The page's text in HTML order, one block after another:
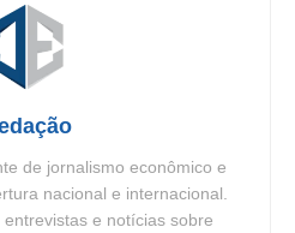
de jornalismo econômico e
nacional e internacional.
e notícias sobre